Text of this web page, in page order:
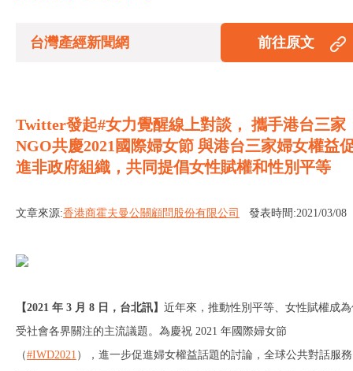
台灣產經新聞網 前往原文
Twitter發起#女力覺醒線上對談， 攜手港台三家
NGO共慶2021國際婦女節 與港台三家婦女權益
進非政府組織，共同提倡女性賦權和性別平等
文章來源:香港商霍夫曼公關顧問股份有限公司 發表時間:2021/03/08
【2021 年 3 月 8 日，台北訊】 近年來，推動性別平等、女性賦權成
受社會各界關注的主流議題。為慶祝 2021 年國際婦女節
（#IWD2021 ），進一步促進婦女權益話題的討論，全球公共對話服務